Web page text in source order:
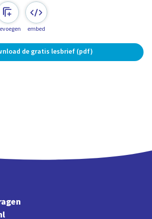
embed
de gratis lesbrief (pdf)